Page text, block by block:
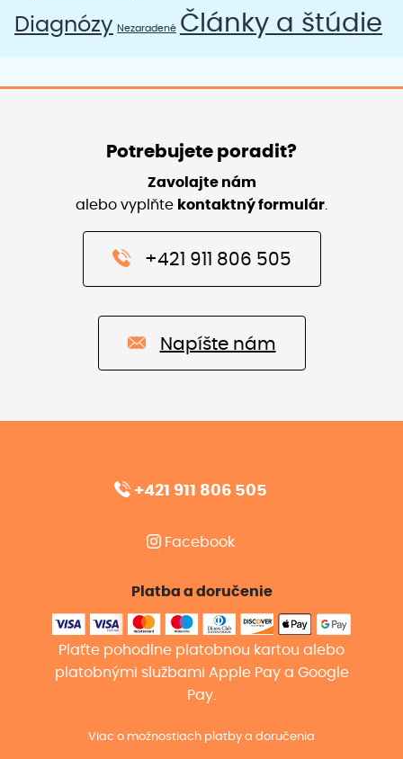
Diagnózy Nezaradené Články a štúdie
Potrebujete poradit?
Zavolajte nám
alebo vyplňte kontaktný formulár
+421 911 806 505
Napíšte nám
+421 911 806 505
Facebook
Platba a doručenie
Plaťte pohodlne platobnou kartou alebo
platobnými službami Apple Pay a Google
Pay.
Viac o možnostiach platby a doručenia